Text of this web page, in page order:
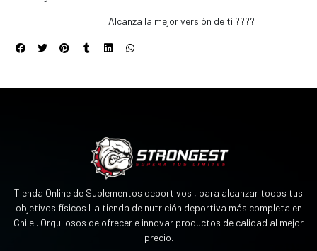
Alcanza la mejor versión de ti ????
Tienda Online de Suplementos deportivos , para alcanzar todos tus
objetivos físicos La tienda de nutrición deportiva más completa en
Chile . Orgullosos de ofrecer e innovar productos de calidad al mejor
precio.